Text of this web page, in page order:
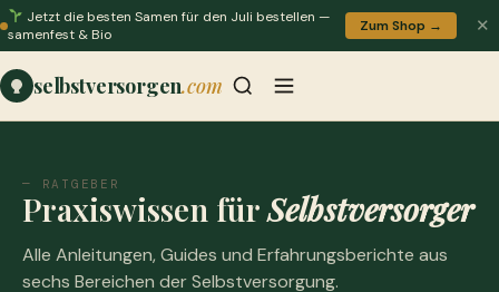
Jetzt die besten Samen für den Juli bestellen —
samenfest & Bio
Zum Shop → ✕
selbstversorgen.com
— RATGEBER
Praxiswissen fürSelbstversorger
Alle Anleitungen, Guides und Erfahrungsberichte aus
sechs Bereichen der Selbstversorgung.